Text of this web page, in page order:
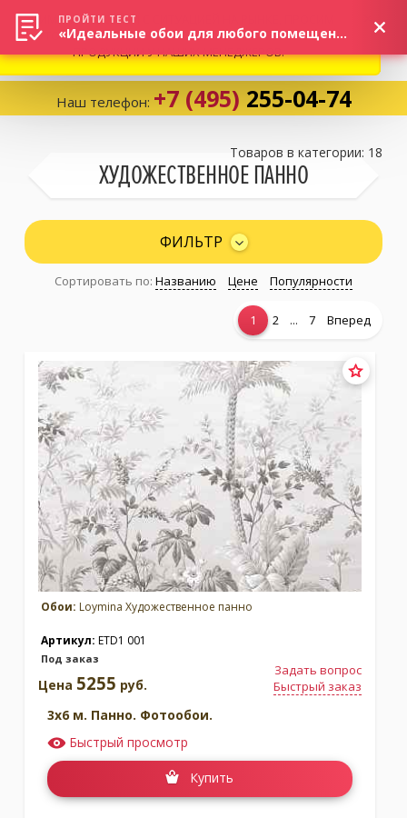
Избранное:0 товаров
Каталог
Личный кабинет
Москва (сменить город)
Заказать обратный звонок
Наш телефон: +7 (495) 255-04-74
ХУДОЖЕСТВЕННОЕ ПАННО
Товаров в категории: 18
ФИЛЬТР
Сортировать по: Названию Цене Популярности
1 2 ... 7 Вперед
Обои: Loymina Художественное панно
Артикул: ETD1 001
Под заказ
Задать вопрос
Быстрый заказ
Цена 5255 руб.
3x6 м. Панно. Фотообои.
Быстрый просмотр
Купить
ВНИМАНИЕ! В СВЯЗИ С СИТУАЦИЕЙ НА РЫНКЕ, ПРОСИМ
УТОЧНЯТЬ АКТУАЛЬНУЮ СТОИМОСТЬ И НАЛИЧИЕ
ПРОДУКЦИИ У НАШИХ МЕНЕДЖЕРОВ.
ПРОЙТИ ТЕСТ
«Идеальные обои для любого помещения!»